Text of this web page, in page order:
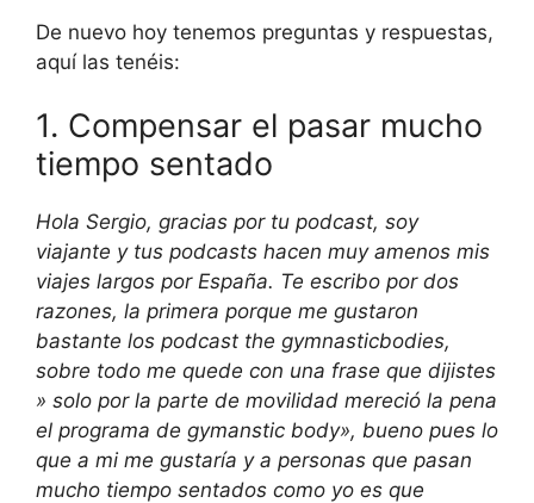
De nuevo hoy tenemos preguntas y respuestas,
aquí las tenéis:
1. Compensar el pasar mucho
tiempo sentado
Hola Sergio, gracias por tu podcast, soy
viajante y tus podcasts hacen muy amenos mis
viajes largos por España. Te escribo por dos
razones, la primera porque me gustaron
bastante los podcast the gymnasticbodies,
sobre todo me quede con una frase que dijistes
» solo por la parte de movilidad mereció la pena
el programa de gymanstic body», bueno pues lo
que a mi me gustaría y a personas que pasan
mucho tiempo sentados como yo es que